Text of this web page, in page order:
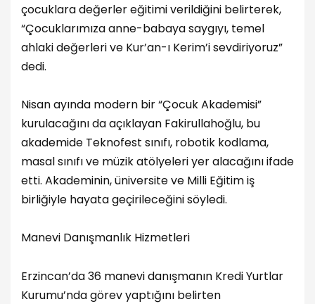
çocuklara değerler eğitimi verildiğini belirterek,
“Çocuklarımıza anne-babaya saygıyı, temel
ahlaki değerleri ve Kur’an-ı Kerim’i sevdiriyoruz”
dedi.
Nisan ayında modern bir “Çocuk Akademisi”
kurulacağını da açıklayan Fakirullahoğlu, bu
akademide Teknofest sınıfı, robotik kodlama,
masal sınıfı ve müzik atölyeleri yer alacağını ifade
etti. Akademinin, üniversite ve Milli Eğitim iş
birliğiyle hayata geçirileceğini söyledi.
Manevi Danışmanlık Hizmetleri
Erzincan’da 36 manevi danışmanın Kredi Yurtlar
Kurumu’nda görev yaptığını belirten